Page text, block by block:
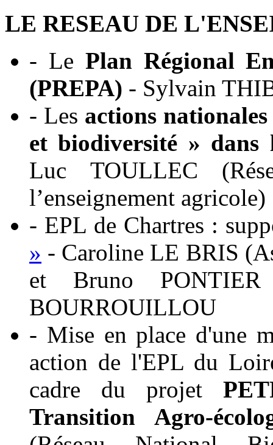
LE RESEAU DE
- Le Plan Régional
(PREPA) - Sylvain
- Les actions
et biodiversité » dans
Luc TOULLEC
l’enseignement agricole)
- EPL de Chartres :
» - Caroline LE BRIS
et Bruno
BOURROUILLOU
- Mise en place d'une
action de l'EPL du
cadre du projet
Transition Agro-